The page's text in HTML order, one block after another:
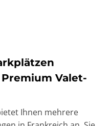
Valet-
Ihnen mehrere